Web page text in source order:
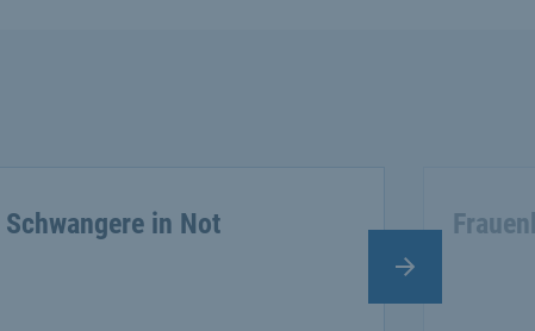
Schwangere in Not
Nächster Slide